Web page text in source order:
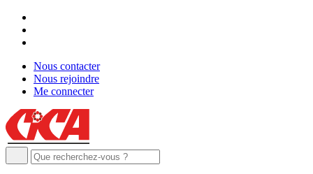
Nous contacter
Nous rejoindre
Me connecter